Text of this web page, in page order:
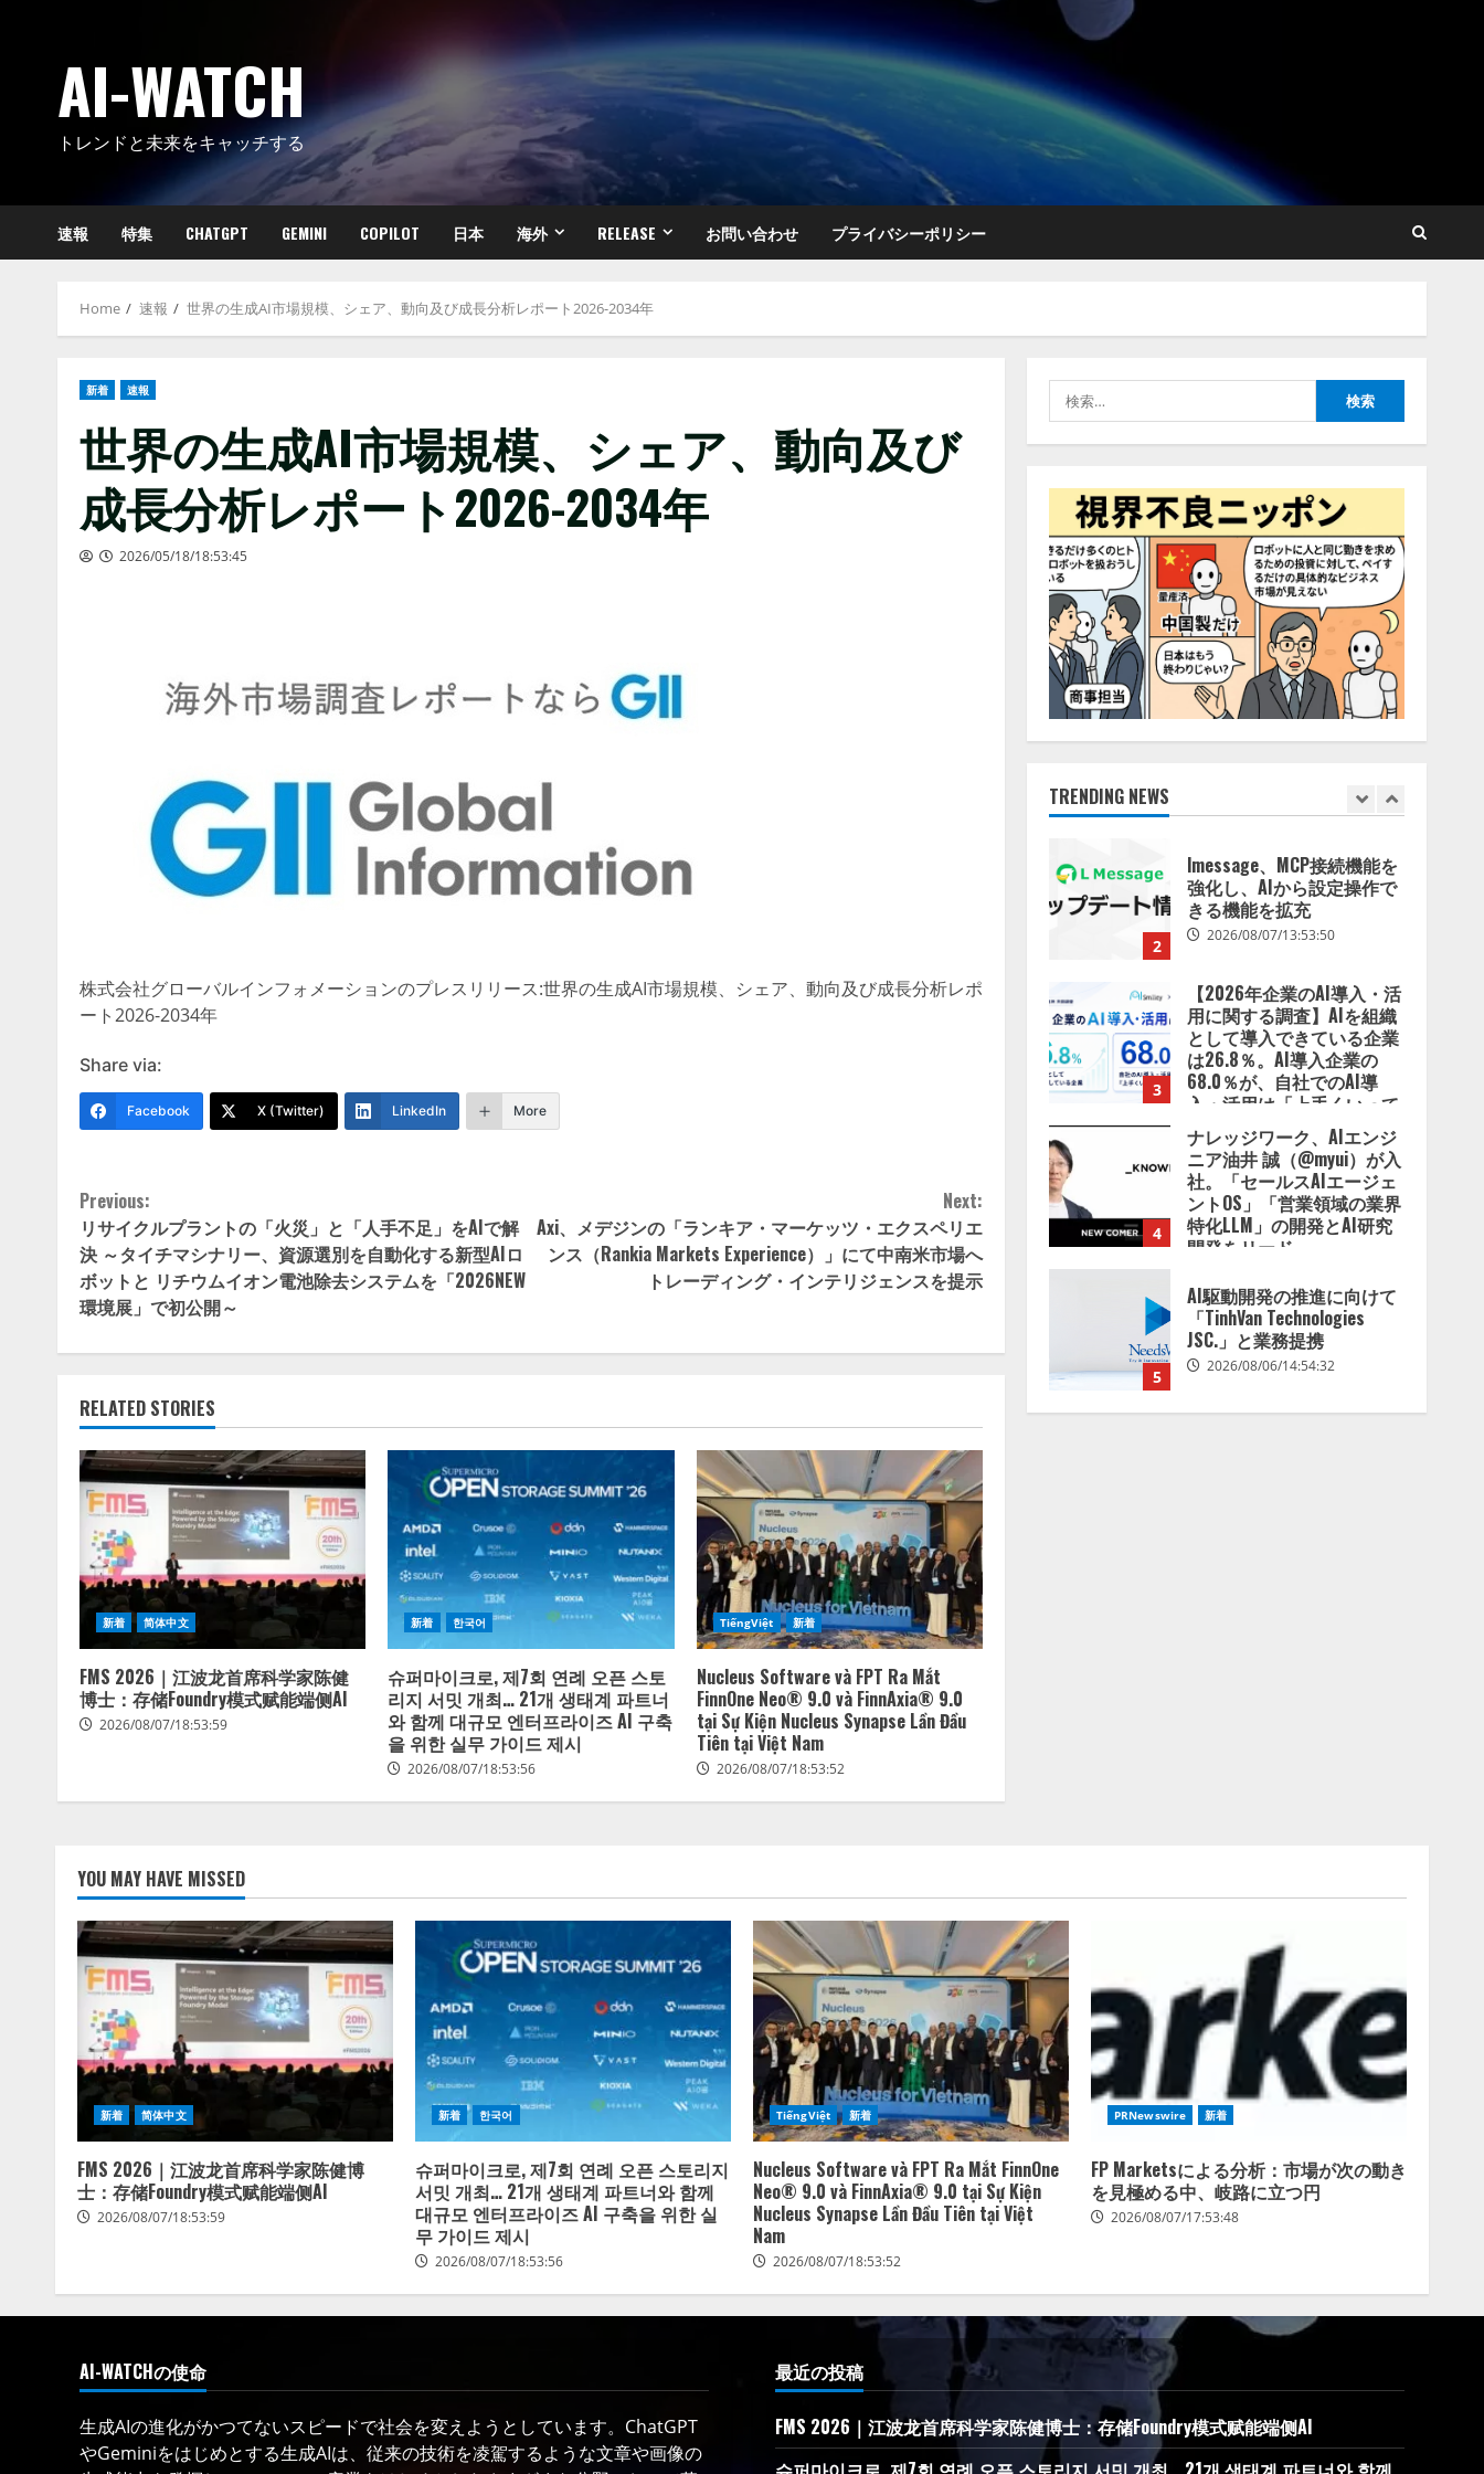
AI-WATCH
トレンドと未来をキャッチする
速報 特集 CHATGPT GEMINI COPILOT 日本 海外 RELEASE お問い合わせ プライバシーポリシー
Home 速報 世界の生成AI市場規模、シェア、動向及び成長分析レポート2026-2034年
新着 速報
世界の生成AI市場規模、シェア、動向及び
成長分析レポート2026-2034年
2026/05/18/18:53:45
株式会社グローバルインフォメーションのプレスリリース:世界の生成AI市場規模、シェア、動向及び成長分析レポ
ート2026-2034年
Share via:
Facebook X (Twitter) LinkedIn More
Continue
Reading
Previous:
リサイクルプラントの「火災」と「人手不足」をAIで解
決 ～タイチマシナリー、資源選別を自動化する新型AIロ
ボットと リチウムイオン電池除去システムを「2026NEW
環境展」で初公開～
Next:
Axi、メデジンの「ランキア・マーケッツ・エクスペリエ
ンス（Rankia Markets Experience）」にて中南米市場へ
トレーディング・インテリジェンスを提示
RELATED STORIES
新着 简体中文
FMS 2026｜江波龙首席科学家陈健
博士：存储Foundry模式赋能端侧AI
2026/08/07/18:53:59
新着 한국어
슈퍼마이크로, 제7회 연례 오픈 스토
리지 서밋 개최… 21개 생태계 파트너
와 함께 대규모 엔터프라이즈 AI 구축
을 위한 실무 가이드 제시
2026/08/07/18:53:56
TiếngViệt 新着
Nucleus Software và FPT Ra Mắt
FinnOne Neo® 9.0 và FinnAxia® 9.0
tại Sự Kiện Nucleus Synapse Lần Đầu
Tiên tại Việt Nam
2026/08/07/18:53:52
索:
TRENDING NEWS
lmessage、MCP接続機能を
強化し、AIから設定操作で
きる機能を拡充
は26.8％。AI導入企業の
入・活用は「上手くいって
4
ナレッジワーク、AIエンジ
ニア油井 誠（@myui）が入
ントOS」「営業領域の業界
特化LLM」の開発とAI研究
開発をリード
2026/08/07/10:54:31
5
AI駆動開発の推進に向けて
「TinhVan Technologies
JSC.」と業務提携
2026/08/06/14:54:32
1
【開催報告】次世代AIプラ
2
lmessage、MCP接続機能を
強化し、AIから設定操作で
きる機能を拡充
2026/08/07/13:53:50
3
【2026年企業のAI導入・活
用に関する調査】AIを組織
として導入できている企業
は26.8％。AI導入企業の
68.0％が、自社でのAI導
入・活用は「上手くいって
いる」と回答
2026/08/07/13:53:50
4
ナレッジワーク、AIエンジ
ニア油井 誠（@myui）が入
社。「セールスAIエージェ
ントOS」「営業領域の業界
特化LLM」の開発とAI研究
開発をリード
5
AI駆動開発の推進に向けて
「TinhVan Technologies
JSC.」と業務提携
2026/08/06/14:54:32
社。「セールスAIエージェ
特化LLM」の開発とAI研究
開発をリード
2026/08/07/10:54:31
YOU MAY HAVE MISSED
新着 简体中文
FMS 2026｜江波龙首席科学家陈健博
士：存储Foundry模式赋能端侧AI
2026/08/07/18:53:59
新着 한국어
슈퍼마이크로, 제7회 연례 오픈 스토리지
서밋 개최… 21개 생태계 파트너와 함께
대규모 엔터프라이즈 AI 구축을 위한 실
무 가이드 제시
2026/08/07/18:53:56
TiếngViệt 新着
Nucleus Software và FPT Ra Mắt FinnOne
Neo® 9.0 và FinnAxia® 9.0 tại Sự Kiện
Nucleus Synapse Lần Đầu Tiên tại Việt
Nam
2026/08/07/18:53:52
PRNewswire 新着
FP Marketsによる分析：市場が次の動き
を見極める中、岐路に立つ円
2026/08/07/17:53:48
AI-WATCHの使命
生成AIの進化がかつてないスピードで社会を変えようとしています。ChatGPT
やGeminiをはじめとする生成AIは、従来の技術を凌駕するような文章や画像の
最近の投稿
FMS 2026｜江波龙首席科学家陈健博士：存储Foundry模式赋能端侧AI